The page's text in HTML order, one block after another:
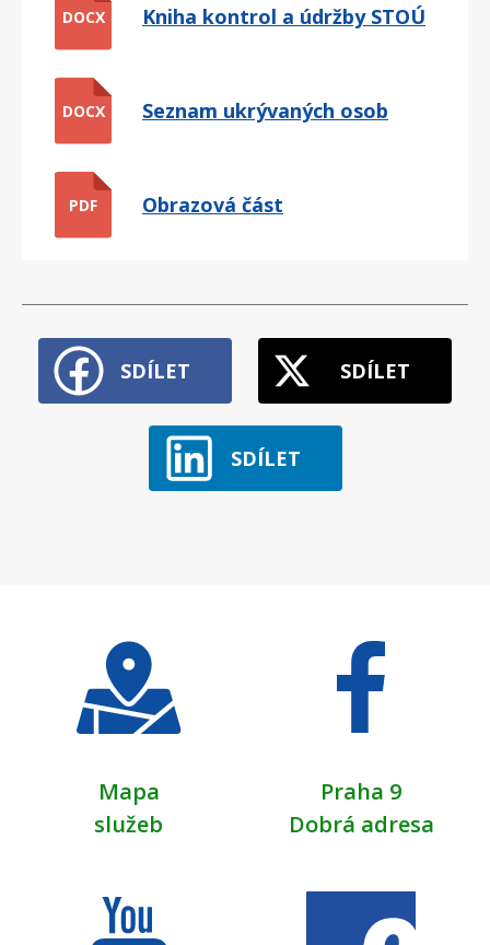
DOCX Kniha kontrol a údržby STOÚ
DOCX Seznam ukrývaných osob
PDF Obrazová část
SDÍLET SDÍLET
SDÍLET
Mapa
služeb
Praha 9
Dobrá adresa